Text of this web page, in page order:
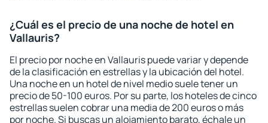
¿Cuál es el precio de una noche de hotel en
Vallauris?
El precio por noche en Vallauris puede variar y depende
de la clasificación en estrellas y la ubicación del hotel.
Una noche en un hotel de nivel medio suele tener un
precio de 50-100 euros. Por su parte, los hoteles de cinco
estrellas suelen cobrar una media de 200 euros o más
por noche. Si buscas un alojamiento barato, échale un